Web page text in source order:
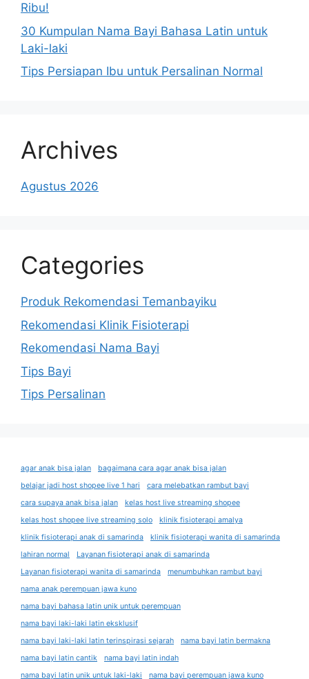
Ribu!
30 Kumpulan Nama Bayi Bahasa Latin untuk
Laki-laki
Tips Persiapan Ibu untuk Persalinan Normal
Archives
Agustus 2026
Categories
Produk Rekomendasi Temanbayiku
Rekomendasi Klinik Fisioterapi
Rekomendasi Nama Bayi
Tips Bayi
Tips Persalinan
agar anak bisa jalan
bagaimana cara agar anak bisa jalan
belajar jadi host shopee live 1 hari
cara melebatkan rambut bayi
cara supaya anak bisa jalan
kelas host live streaming shopee
kelas host shopee live streaming solo
klinik fisioterapi amalya
klinik fisioterapi anak di samarinda
klinik fisioterapi wanita di samarinda
lahiran normal
Layanan fisioterapi anak di samarinda
Layanan fisioterapi wanita di samarinda
menumbuhkan rambut bayi
nama anak perempuan jawa kuno
nama bayi bahasa latin unik untuk perempuan
nama bayi laki-laki latin eksklusif
nama bayi laki-laki latin terinspirasi sejarah
nama bayi latin bermakna
nama bayi latin cantik
nama bayi latin indah
nama bayi latin unik untuk laki-laki
nama bayi perempuan jawa kuno